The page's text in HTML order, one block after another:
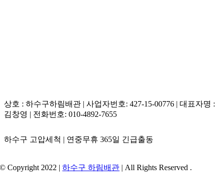
상호 : 하수구하림배관 | 사업자번호: 427-15-00776 | 대표자명 :
김창영 | 전화번호: 010-4892-7655
하수구 고압세척 | 연중무휴 365일 긴급출동
© Copyright 2022 |하수구 하림배관 | All Rights Reserved .